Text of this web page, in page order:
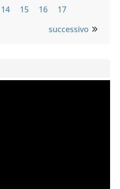
14 15 16
17
successivo